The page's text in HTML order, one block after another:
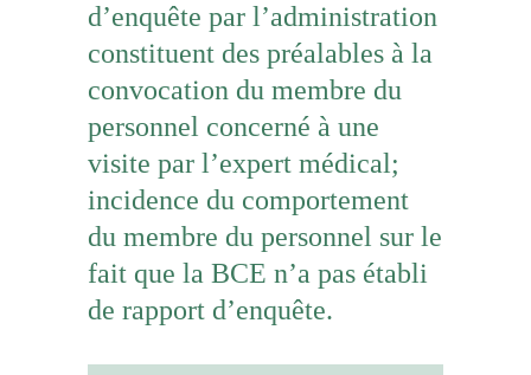
d’enquête par l’administration
constituent des préalables à la
convocation du membre du
personnel concerné à une
visite par l’expert médical;
incidence du comportement
du membre du personnel sur le
fait que la BCE n’a pas établi
de rapport d’enquête.